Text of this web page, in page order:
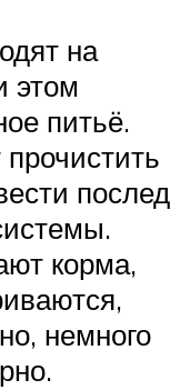
на
этом
питьё.
послед
корма,
немного